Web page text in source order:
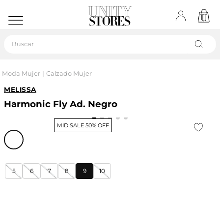
Moda Mujer Calzado Mujer
MELISSA
Harmonic Fly Ad. Negro
MID SALE 50% OFF
5 6 7 8 9 10